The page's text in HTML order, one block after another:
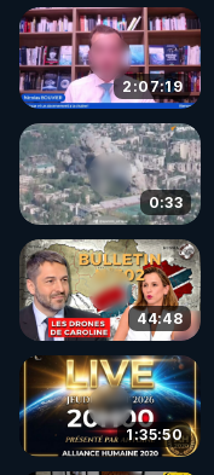
2:07:19
0:33
44:48
1:35:50